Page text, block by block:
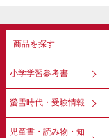
商品を探す
小学学習参考書
螢雪時代・受験情報
児童書・読み物・知